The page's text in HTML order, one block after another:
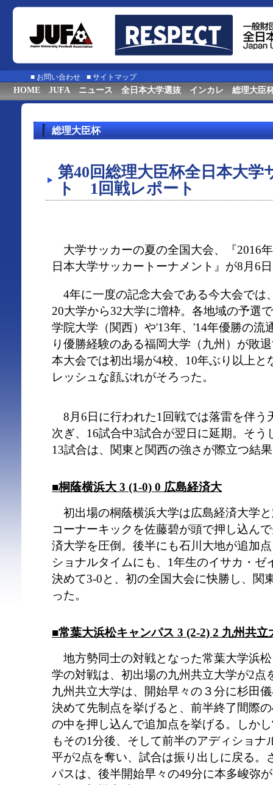
■ お問い合わせ ■ サイトマップ
HOME JUFA ニュース 全日本大学選抜 インカレ 総理大臣
総理大臣杯
第40回総理大臣杯全日本大
ト 1回戦レポート
大学サッカーの夏の全国大会、『2016
日本大学サッカートーナメント』が8月6
4年に一度の記念大会である今大会では
20大学から32大学に増枠。各地域の予選
学院大学（関西）や'13年、'14年優勝の流
り優勝経験のある福岡大学（九州）が敗
本大会では初出場が4校、10年ぶり以上と
レッシュな顔ぶれがそろった。
8月6日に行われた1回戦では落雷を伴う
次ぎ、16試合中3試合が翌日に延期。そう
13試合は、関東と関西の強さが際立つ結
■桐蔭横浜大 3 (1-0) 0 広島経済大
初出場の桐蔭横浜大学は広島経済大学
コーナーキックを佐藤碧が頭で押し込ん
済大学を圧倒。後半にも石川大地が追加
ショナルタイムにも、1年生のイサカ・ゼ
決めて3-0と、初の全国大会に快勝し、関
った。
■常葉大浜松キャンパス 3 (2-2) 2 九州共立
地方勢同士の対戦となった常葉大学浜
学の対戦は、初出場の九州共立大学が2点
九州共立大学は、開始早々の３分に杉田
決めて先制点を挙げると、前半終了間際
の中を押し込んで追加点を挙げる。しか
もその1分後、そして前半のアディショナ
平が2点を奪い、試合は振り出しに戻る。
パスは、後半開始早々の49分に本多峻弥